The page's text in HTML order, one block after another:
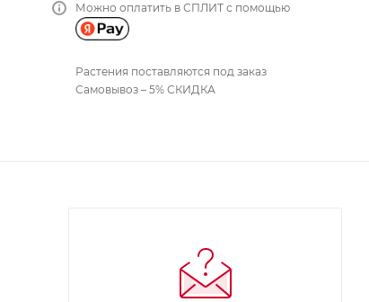
Можно оплатить в СПЛИТ с помощью
Растения поставляются под заказ
Самовывоз – 5% СКИДКА